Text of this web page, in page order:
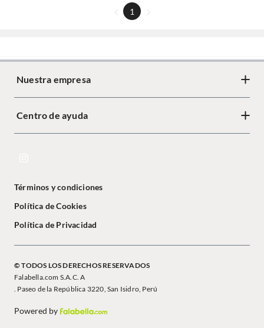
1
Nuestra empresa
Centro de ayuda
Términos y condiciones
Política de Cookies
Política de Privacidad
© TODOS LOS DERECHOS RESERVADOS
Falabella.com S.A.C. A
. Paseo de la República 3220, San Isidro, Perú
Powered by